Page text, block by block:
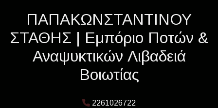
ΠΑΠΑΚΩΝΣΤΑΝΤΙΝΟΥ
ΣΤΑΘΗΣ | Εμπόριο Ποτών &
Αναψυκτικών Λιβαδειά
Βοιωτίας
2261026722